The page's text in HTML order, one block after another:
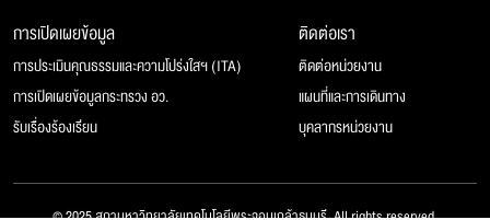
การเปิดเผยข้อมูล
การประเมินคุณธรรมและความโปร่งใสฯ (ITA)
การเปิดเผยข้อมูลกระทรวง อว.
รับเรื่องร้องเรียน
ติดต่อเรา
ติดต่อหน่วยงาน
แผนที่และการเดินทาง
บุคลากรหน่วยงาน